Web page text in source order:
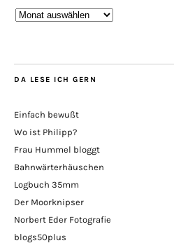
Bisher
DA LESE ICH GERN
Einfach bewußt
Wo ist Philipp?
Frau Hummel bloggt
Bahnwärterhäuschen
Logbuch 35mm
Der Moorknipser
Norbert Eder Fotografie
blogs50plus